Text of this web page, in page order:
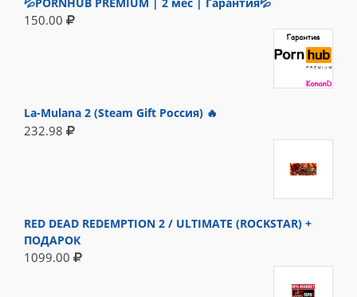
150.00
La-Mulana 2 (Steam Gift Россия) 🔥
232.98
RED DEAD REDEMPTION 2 / ULTIMATE (ROCKSTAR) +
ПОДАРОК
1099.00